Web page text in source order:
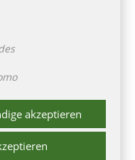
von
akzeptieren